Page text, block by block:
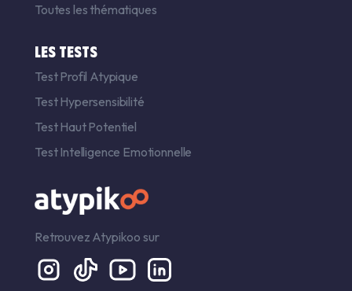
Toutes les thématiques
LES TESTS
Test Profil Atypique
Test Hypersensibilité
Test Haut Potentiel
Test Intelligence Emotionnelle
Retrouvez Atypikoo sur